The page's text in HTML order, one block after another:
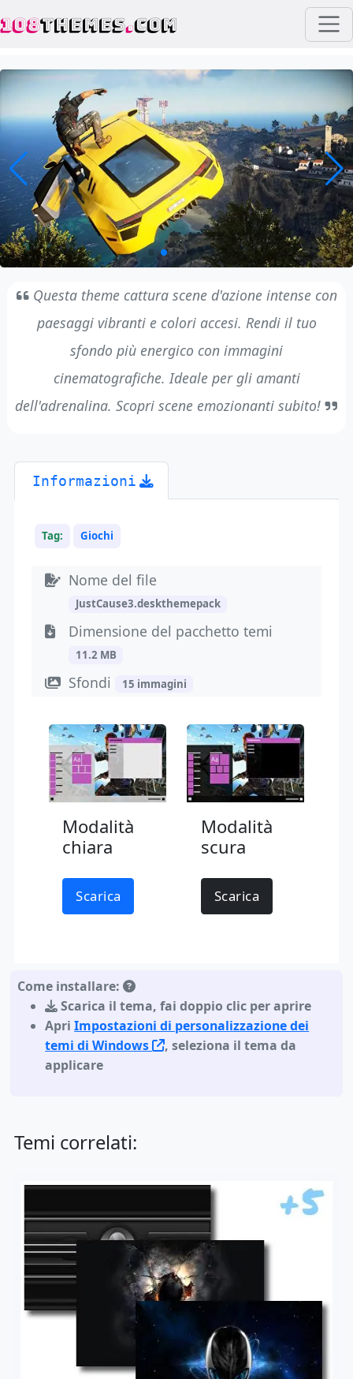
108THEMES.COM
Questa theme cattura scene d'azione intense con
paesaggi vibranti e colori accesi. Rendi il tuo
sfondo più energico con immagini
cinematografiche. Ideale per gli amanti
dell'adrenalina. Scopri scene emozionanti subito!
Informazioni
Tag: Giochi
Nome del file
JustCause3.deskthemepack
Dimensione del pacchetto temi
11.2 MB
Sfondi 15 immagini
Modalità
chiara
Scarica
Modalità
scura
Scarica
Come installare:
Scarica il tema,fai doppio clic per aprire
ApriImpostazioni di personalizzazione dei
temi di Windows
, seleziona il tema da
applicare
Temi correlati: